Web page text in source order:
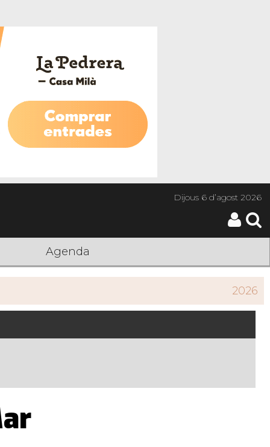
Dijous6 d’agost 2026
Agenda
2026